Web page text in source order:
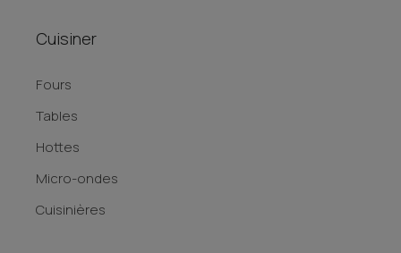
Cuisiner
Fours
Tables
Hottes
Micro-ondes
Cuisinières